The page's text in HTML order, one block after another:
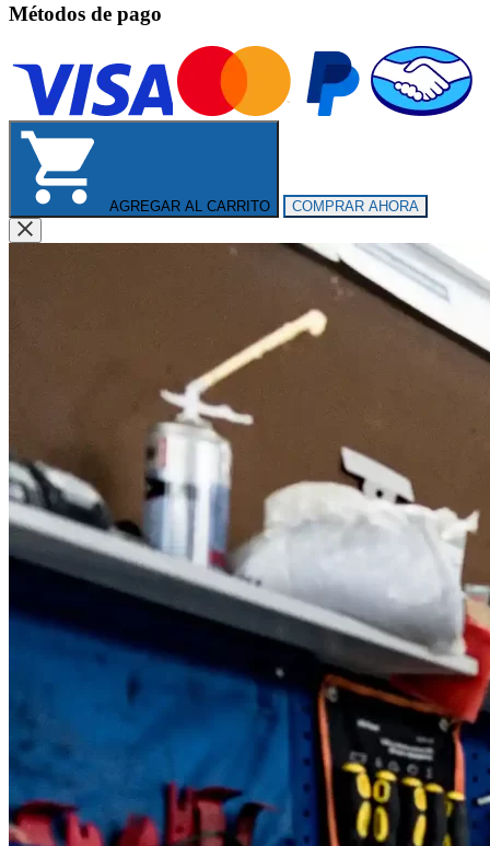
Métodos de pago
AGREGAR AL CARRITO COMPRAR AHORA